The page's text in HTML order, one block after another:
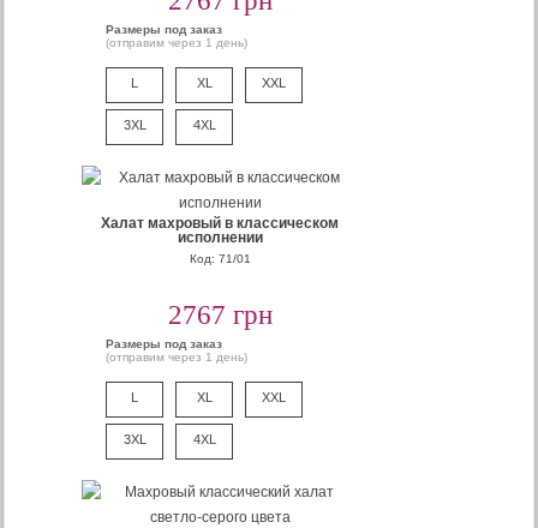
Размеры под заказ
(отправим через 1 день)
L XL XXL
3XL 4XL
Халат махровый в классическом
исполнении
Код: 71/01
2767 грн
Размеры под заказ
(отправим через 1 день)
L XL XXL
3XL 4XL